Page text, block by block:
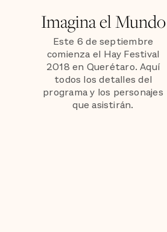
Imagina el Mundo
Este 6 de septiembre
comienza el Hay Festival
2018 en Querétaro. Aquí
todos los detalles del
programa y los personajes
que asistirán.